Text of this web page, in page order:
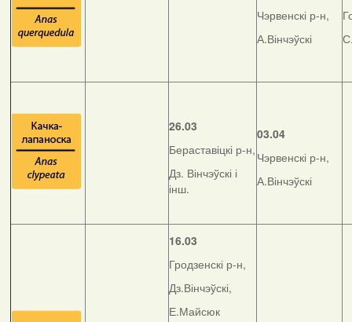
Чэрвенскі р-н,
А.Вінчэўскі
26.03
Бераставіцкі р-н,
Дз. Вінчэўскі і
інш.
03.04
Чэрвенскі р-н,
А.Вінчэўскі
16.03
Гродзенскі р-н,
Дз.Вінчэўскі,
Е.Майсюк